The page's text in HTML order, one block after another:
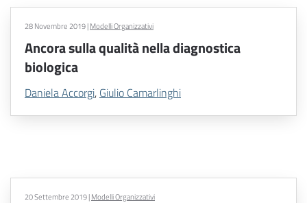
28 Novembre 2019|Modelli Organizzativi
Ancora sulla qualità nella diagnostica
biologica
Daniela Accorgi, Giulio Camarlinghi
20 Settembre 2019|Modelli Organizzativi